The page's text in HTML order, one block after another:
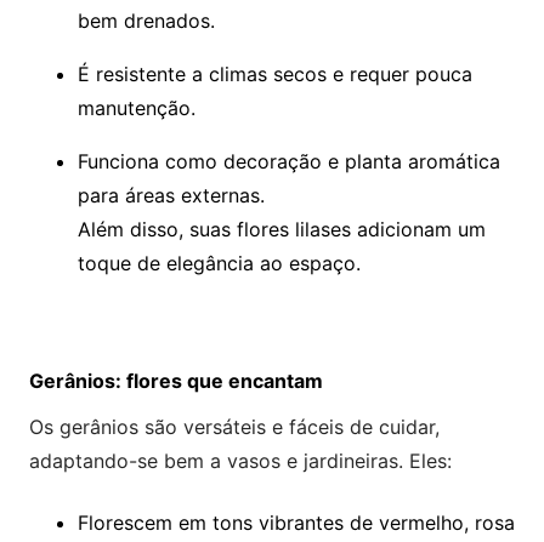
bem drenados.
É resistente a climas secos e requer pouca
manutenção.
Funciona como decoração e planta aromática
para áreas externas.
Além disso, suas flores lilases adicionam um
toque de elegância ao espaço.
Gerânios: flores que encantam
Os gerânios são versáteis e fáceis de cuidar,
adaptando-se bem a vasos e jardineiras. Eles:
Florescem em tons vibrantes de vermelho, rosa